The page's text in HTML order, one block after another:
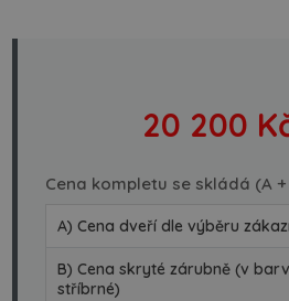
20 200
Cena kompletu se skládá (A +
A) Cena dveří dle výběru
B) Cena skryté zárubně (v
stříbrné)